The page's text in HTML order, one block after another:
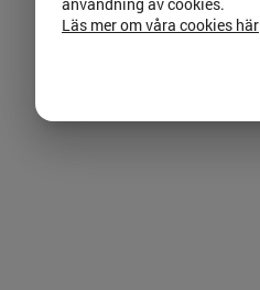
Läs mer om våra cookies här